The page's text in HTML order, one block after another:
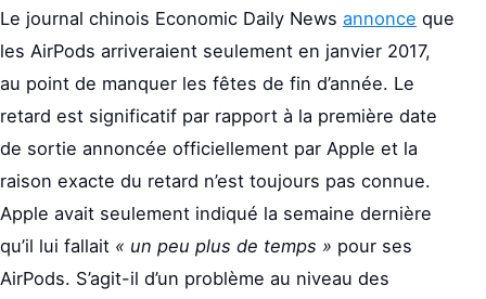
Le journal chinois Economic Daily News annonce que
les AirPods arriveraient seulement en janvier 2017,
au point de manquer les fêtes de fin d’année. Le
retard est significatif par rapport à la première date
de sortie annoncée officiellement par Apple et la
raison exacte du retard n’est toujours pas connue.
Apple avait seulement indiqué la semaine dernière
qu’il lui fallait « un peu plus de temps » pour ses
AirPods. S’agit-il d’un problème au niveau des